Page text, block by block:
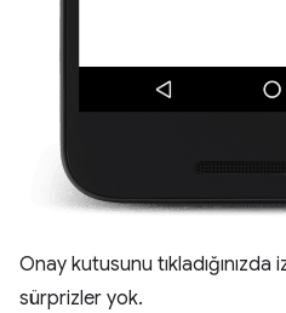
Onay kutusunu
sürprizler yok.